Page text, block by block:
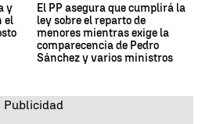
y
el
El PP asegura que cumplirá la
ley sobre el reparto de
menores mientras exige la
comparecencia de Pedro
Sánchez y varios ministros